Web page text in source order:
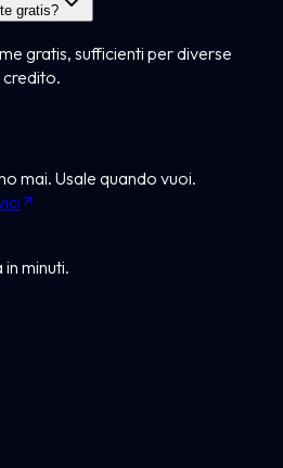
gratis?
gratis, sufficienti per diverse
credito.
mai. Usale quando vuoi.
minuti.